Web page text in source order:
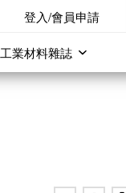
登入/會員申請
工業材料雜誌